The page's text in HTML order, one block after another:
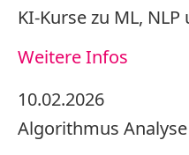
KI-Kurse zu ML,
Weitere Infos
10.02.2026
Algorithmus Analyse